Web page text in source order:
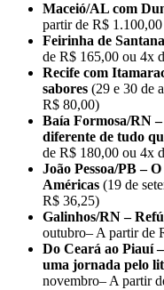
Maceió/AL com
partir de R$
Feirinha de
de R$ 165,00 ou 4x
Recife com
sabores (29 e 30 de
R$ 80,00)
Baía Formosa/RN
diferente de tudo
de R$ 180,00 ou 4x
João Pessoa/PB –
Américas (19 de
R$ 36,25)
Galinhos/RN –
outubro– A partir de
Do Ceará ao Piauí
uma jornada pelo
novembro– A partir